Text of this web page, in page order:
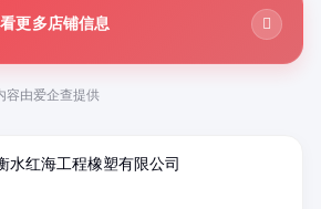
容由爱企查提供
水红海工程橡塑有限公司
更多店铺信息